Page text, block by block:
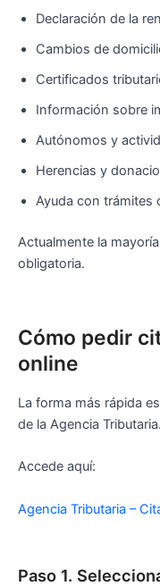
Declaración de la
Cambios de
Certificados
Información sobre
Autónomos y
Herencias y
Ayuda con trámites
Actualmente la
obligatoria.
Cómo pedir
online
La forma más rápida
de la Agencia Tributaria.
Accede aquí:
Agencia Tributaria –
Paso 1.